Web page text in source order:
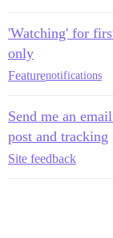
'Watching' for
only
Featurenotifications
Send me an
post and tracking
Site feedback